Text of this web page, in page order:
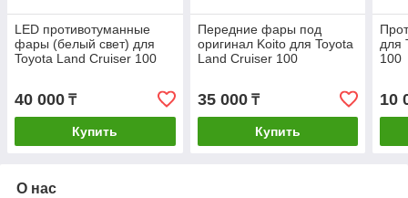
LED противотуманные
фары (белый свет) для
Toyota Land Cruiser 100
40 000 ₸
Купить
Передние фары под
оригинал Koito для Toyota
Land Cruiser 100
35 000₸
Купить
для
100
10
О нас